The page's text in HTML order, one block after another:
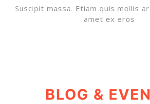
Suscipit massa. Etiam quis mollis
amet ex eros
BLOG &